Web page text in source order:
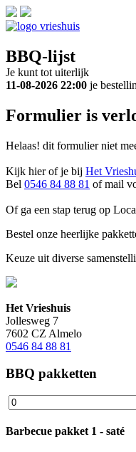
BBQ-lijst
Je kunt tot uiterlijk
11-08-2026 22:00 je
Formulier is
Helaas! dit formulier niet
Kijk hier of je bij Het
Bel 0546 84 88 81 of mail
Of ga een stap terug op
Bestel onze heerlijke
Keuze uit diverse
Het Vrieshuis
Jollesweg 7
7602 CZ Almelo
0546 84 88 81
BBQ pakketten
Barbecue pakket 1 - saté